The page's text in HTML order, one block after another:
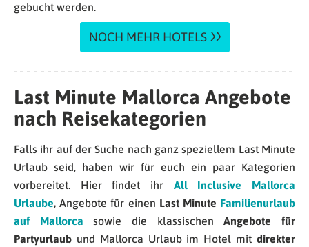
gebucht werden.
NOCH MEHR HOTELS
Last Minute Mallorca Angebote
nach Reisekategorien
Falls ihr auf der Suche nach ganz speziellem Last Minute
Urlaub seid, haben wir für euch ein paar Kategorien
vorbereitet. Hier findet ihr All Inclusive Mallorca
Urlaube,Angebote für einen Last Minute Familienurlaub
auf Mallorca sowie die klassischenAngebote für
Partyurlaub und Mallorca Urlaub im Hotel mitdirekter